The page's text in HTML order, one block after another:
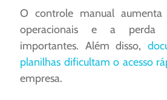
O controle manual
operacionais e a perda
importantes. Além disso,
planilhas dificultam o acesso
empresa.